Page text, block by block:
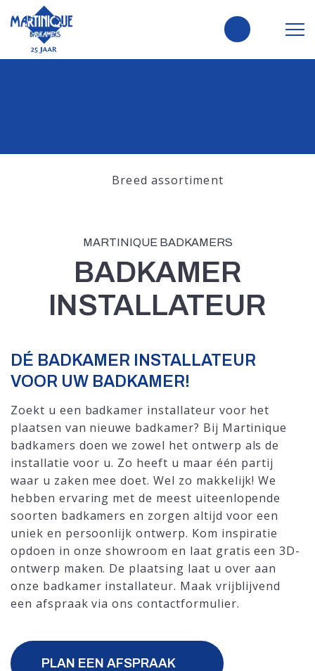
Breed assortiment
MARTINIQUE BADKAMERS
BADKAMER
INSTALLATEUR
DÉ BADKAMER INSTALLATEUR
VOOR UW BADKAMER!
Zoekt u een badkamer installateur voor het
plaatsen van nieuwe badkamer? Bij Martinique
badkamers doen we zowel het ontwerp als de
installatie voor u. Zo heeft u maar één partij
waar u zaken mee doet. Wel zo makkelijk! We
hebben ervaring met de meest uiteenlopende
soorten badkamers en zorgen altijd voor een
uniek en persoonlijk ontwerp. Kom inspiratie
opdoen in onze showroom en laat gratis een 3D-
ontwerp maken. De plaatsing laat u over aan
onze badkamer installateur. Maak vrijblijvend
een afspraak via ons contactformulier.
PLAN EEN AFSPRAAK